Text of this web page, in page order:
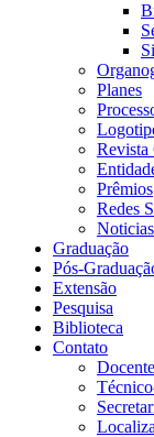
Planes
Revista
Prêmios
Redes
Graduação
Pós-
Extensão
Pesquisa
Biblioteca
Contato